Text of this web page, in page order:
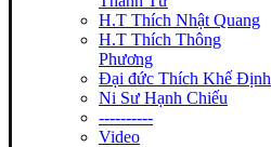
H.T Thích Nhật Quang
H.T Thích Thông
Phương
Đại đức Thích Khế Định
Ni Sư Hạnh Chiếu
----------
Video